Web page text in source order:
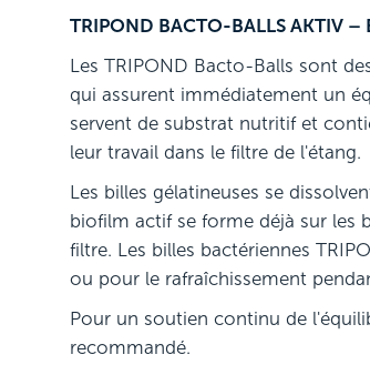
TRIPOND BACTO-BALLS AKTIV
Les TRIPOND Bacto-Balls sont
qui assurent immédiatement un
servent de substrat nutritif et
leur travail dans le filtre de l'étang.
Les billes gélatineuses se
biofilm actif se forme déjà sur les
filtre. Les billes bactériennes
ou pour le rafraîchissement
Pour un soutien continu de
recommandé.